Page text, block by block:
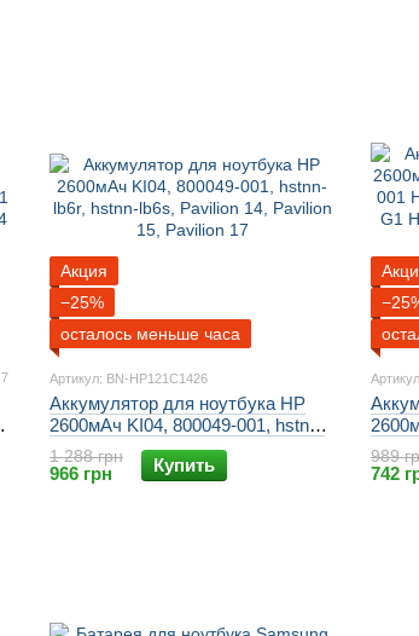
7
Акция
−25%
осталось меньше часа
Артикул: BN-HP121C1426
Аккумулятор для ноутбука HP
2600мАч KI04, 800049-001, hstnn-
lb6r, hstnn-lb6s, Pavilion 14,
Pavilion 15, Pavilion 17
1 288 грн
966 грн Купить
HP
989
742